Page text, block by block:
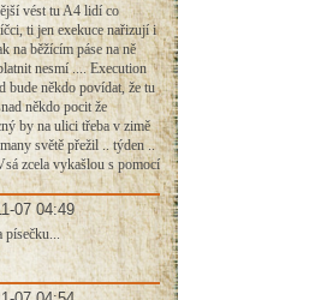
vést tu A4 lidí co
ti jen exekuce nařizují i
na běžícím páse na ně
nesmí .... Execution
bude někdo povídat, že tu
někdo pocit že
by na ulici třeba v zimě
světě přežil .. týden ..
zcela vykašlou s pomocí
07 04:49
písečku...